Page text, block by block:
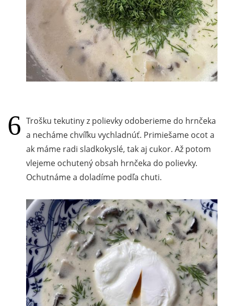
Trošku tekutiny z polievky odoberieme do hrnčeka
a necháme chvíľku vychladnúť. Primiešame ocot a
ak máme radi sladkokyslé, tak aj cukor. Až potom
vlejeme ochutený obsah hrnčeka do polievky.
Ochutnáme a doladíme podľa chuti.